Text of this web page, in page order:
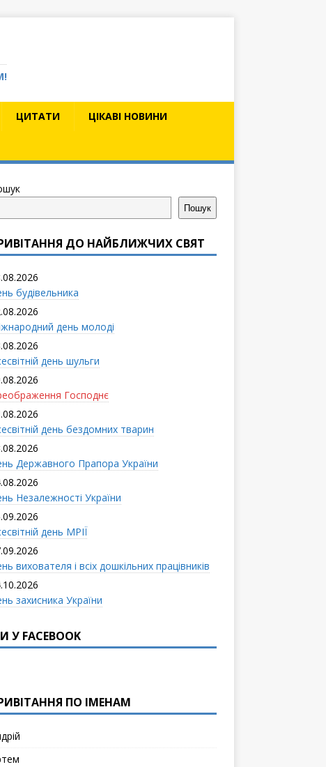
ЦИТАТИ ЦІКАВІ НОВИНИ
Пошук
ДО НАЙБЛИЖЧИХ СВЯТ
будівельника
день молоді
день шульги
Господнє
день бездомних тварин
Державного Прапора України
Незалежності України
день МРІЇ
вихователя і всіx дошкільних працівників
захисника України
У FACEBOOK
ПО ІМЕНАМ